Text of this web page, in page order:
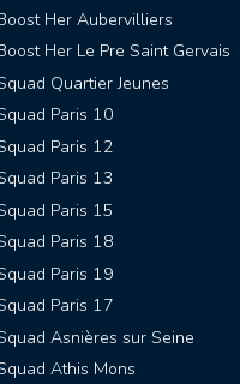
Her Aubervilliers
Her Le Pre Saint Gervais
Quartier Jeunes
Paris 10
Paris 12
Paris 13
Paris 15
Paris 18
Paris 19
Paris 17
Asnières sur Seine
Athis Mons